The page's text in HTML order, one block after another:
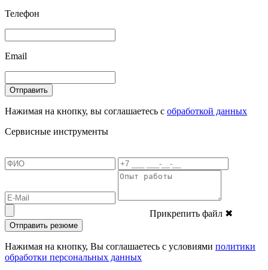
Телефон
Email
Отправить
Нажимая на кнопку, вы соглашаетесь с обработкой данных
Сервисные инструменты
Прикрепить файл ✖
Отправить резюме
Нажимая на кнопку, Вы соглашаетесь с условиями политики
обработки персональных данных